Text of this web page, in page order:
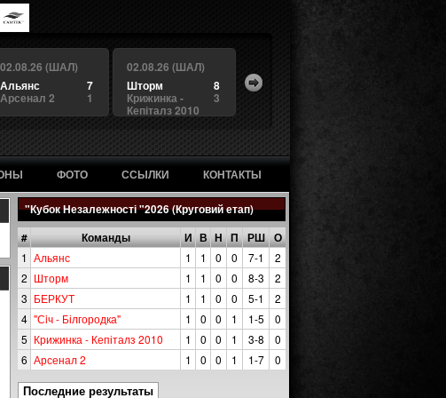
02.08.26 (ШАЛ)
7
Альянс
1
Арсенал 2
02.08.26 (ШАЛ)
8
Шторм
3
Крижинка -
Кепіталз 2010
ФОТО ССЫЛКИ КОНТАКТЫ
"Кубок Незалежності "2026 (Круговий етап)
# Команды И В Н П РШ О
1 Альянс 1 1 0 0 7-1
2
2 Шторм 1 1 0 0 8-3
2
3 БЕРКУТ 1 1 0 0 5-1
2
4 "Сiч - Білгородка" 1 0 0 1 1-5
0
5 Крижинка - Кепіталз 2010 1 0 0 1 3-8
0
6 Арсенал 2 1 0 0 1 1-7 0
Последние результаты